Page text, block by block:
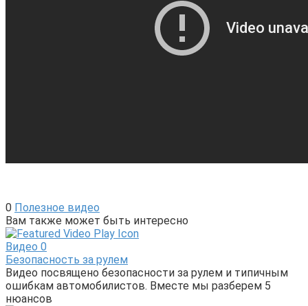
0 Полезное видео
Вам также может быть интересно
Видео 0
Безопасность за рулем
Видео посвящено безопасности за рулем и типичным
ошибкам автомобилистов. Вместе мы разберем 5
нюансов